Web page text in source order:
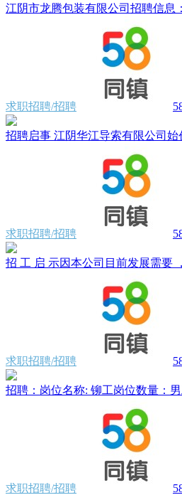
江阴市龙腾包装有限公司招聘信息
求职招聘/招聘
招聘启事 江阴华江导索有限公司
求职招聘/招聘
招 工 启 示因本公司目前发展需要
求职招聘/招聘
招聘：岗位名称: 铆工岗位数量：
求职招聘/招聘